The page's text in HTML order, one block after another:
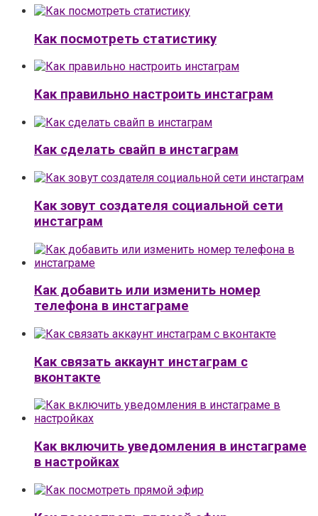
Как посмотреть статистику
Как правильно настроить инстаграм
Как сделать свайп в инстаграм
Как зовут создателя социальной сети
инстаграм
Как добавить или изменить номер
телефона в инстаграме
Как связать аккаунт инстаграм с
вконтакте
Как включить уведомления в инстаграме
в настройках